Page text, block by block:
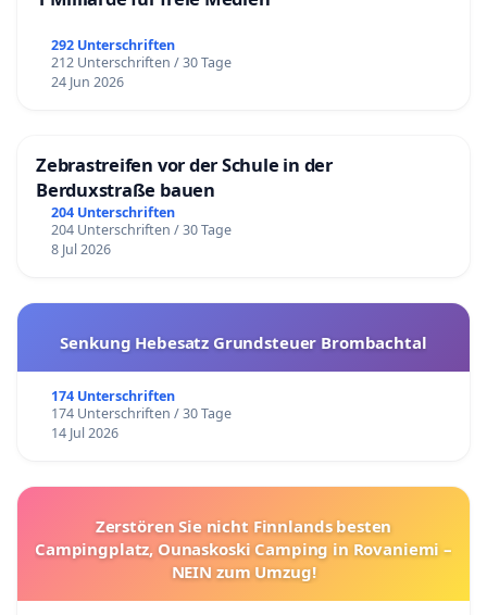
292 Unterschriften
212 Unterschriften / 30 Tage
24 Jun 2026
Zebrastreifen vor der Schule in der
Berduxstraße bauen
204 Unterschriften
204 Unterschriften / 30 Tage
8 Jul 2026
Senkung Hebesatz Grundsteuer Brombachtal
174 Unterschriften
174 Unterschriften / 30 Tage
14 Jul 2026
Zerstören Sie nicht Finnlands besten
Campingplatz, Ounaskoski Camping in Rovaniemi –
NEIN zum Umzug!